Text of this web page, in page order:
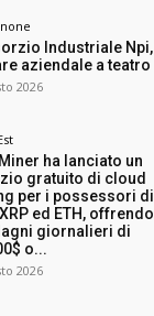
Industriale Npi,
aziendale a teatro
2026
ha lanciato un
gratuito di cloud
per i possessori di
XRP ed ETH, offrendo
giornalieri di
o...
2026